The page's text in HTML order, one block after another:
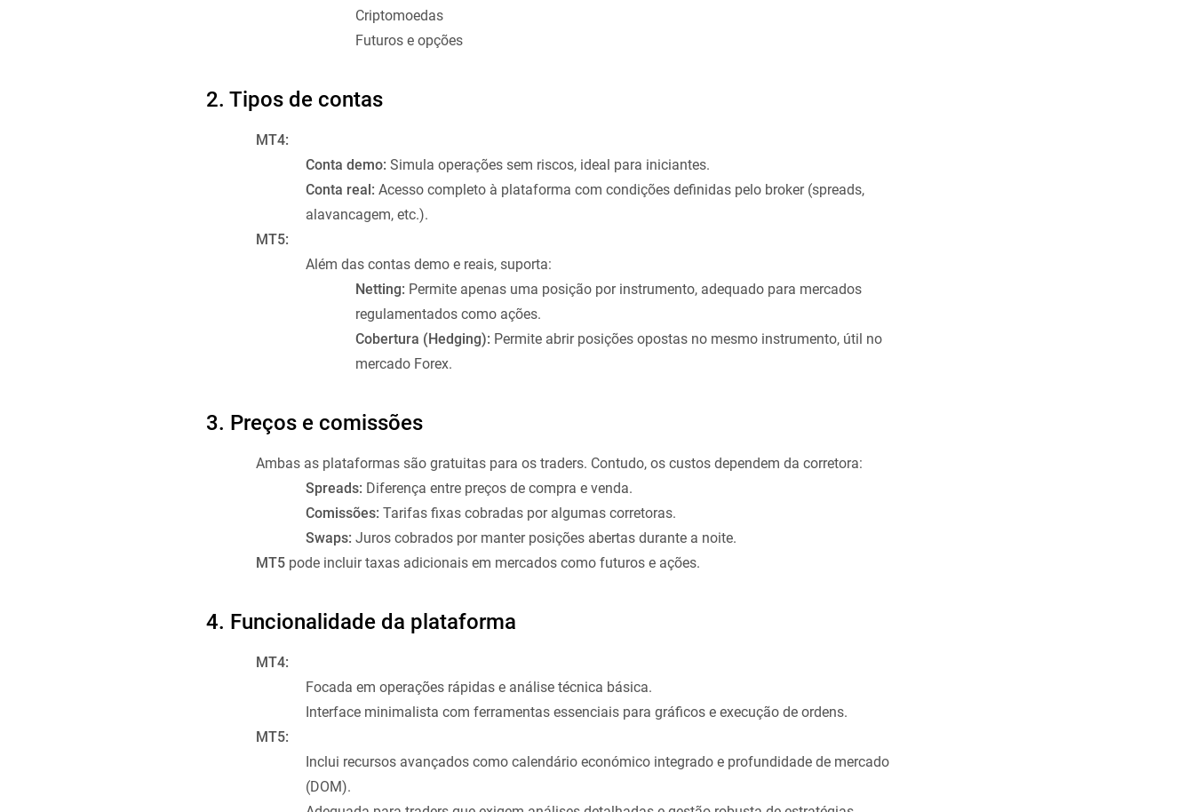
Criptomoedas
Futuros e opções
2. Tipos de contas
MT4:
Conta demo: Simula operações sem riscos, ideal para iniciantes.
Conta real: Acesso completo à plataforma com condições definidas pelo broker (spreads,
alavancagem, etc.).
MT5:
Além das contas demo e reais, suporta:
Netting: Permite apenas uma posição por instrumento, adequado para mercados
regulamentados como ações.
Cobertura (Hedging): Permite abrir posições opostas no mesmo instrumento, útil no
mercado Forex.
3. Preços e comissões
Ambas as plataformas são gratuitas para os traders. Contudo, os custos dependem da corretora:
Spreads: Diferença entre preços de compra e venda.
Comissões: Tarifas fixas cobradas por algumas corretoras.
Swaps: Juros cobrados por manter posições abertas durante a noite.
MT5 pode incluir taxas adicionais em mercados como futuros e ações.
4. Funcionalidade da plataforma
MT4:
Focada em operações rápidas e análise técnica básica.
Interface minimalista com ferramentas essenciais para gráficos e execução de ordens.
MT5:
Inclui recursos avançados como calendário económico integrado e profundidade de mercado
(DOM).